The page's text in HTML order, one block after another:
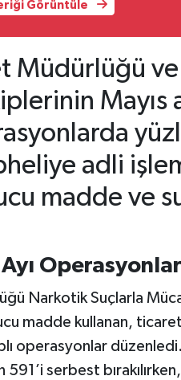
Görüntüle
Müdürlüğü ve
Mayıs
adli
madde ve
Narkotik Suçlarla
madde kullanan,
operasyonlar
serbest